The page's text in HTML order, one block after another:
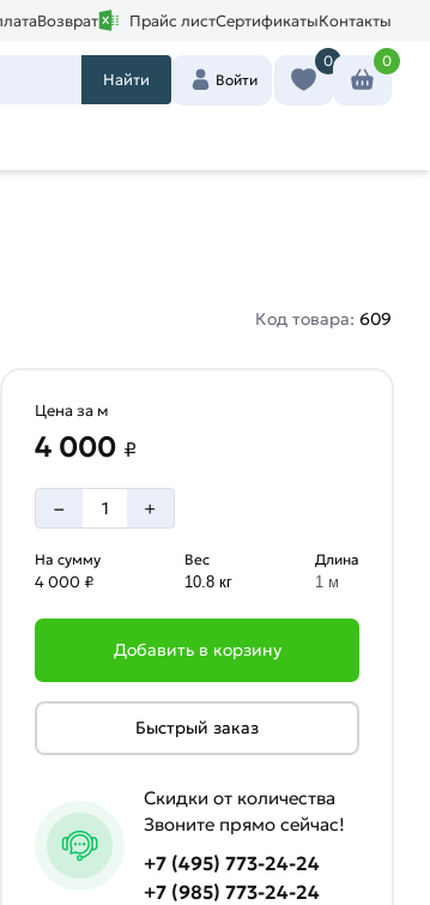
Возврат Прайс листСертификатыКонтакты
Найти Войти
0 0
Код товара: 609
Цена за м
4 000 ₽
– +
На сумму
4 000 ₽
Вес
10.8 кг
Длина
1 м
Добавить в корзину
Быстрый заказ
Скидки от количества
Звоните прямо сейчас!
+7 (495) 773-24-24
+7 (985) 773-24-24